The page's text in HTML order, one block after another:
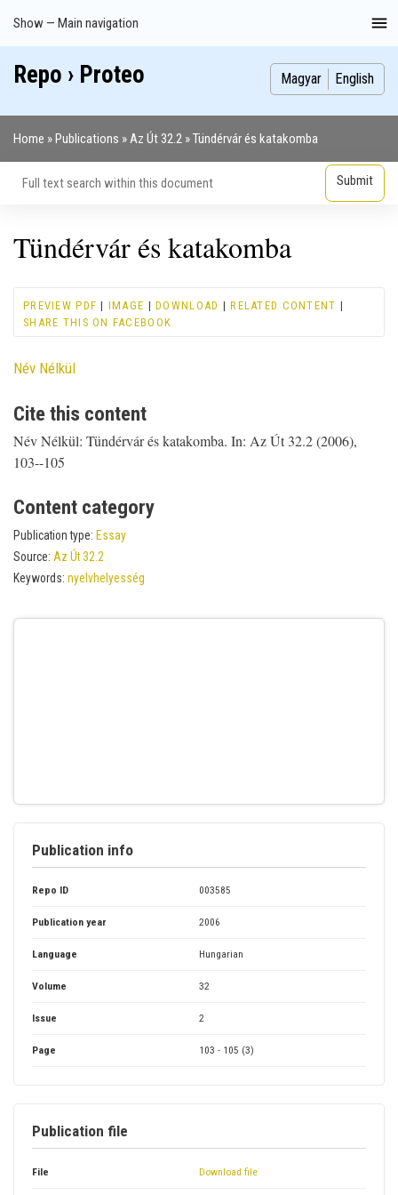
Main
navigation
Show — Main navigation
Index
Publications
Theses
Images
Contributors
Repo › Proteo Magyar English
Home Publications Az Út 32.2 Tündérvár és katakomba
Tündérvár és katakomba
PREVIEW PDF | IMAGE |DOWNLOAD |RELATED CONTENT |
SHARE THIS ON FACEBOOK
Contributor
Név Nélkül
Cite this content
Név Nélkül: Tündérvár és katakomba. In: Az Út 32.2 (2006),
103--105
Content category
Publication type: Essay
Source: Az Út 32.2
Keywords: nyelvhelyesség
Publication info
Repo ID 003585
Publication year 2006
Language Hungarian
Volume 32
Issue 2
Page 103 - 105 (3)
Publication file
File Download file